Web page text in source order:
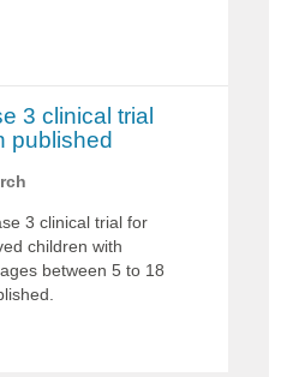
3 clinical trial
published
3 clinical trial for
children with
between 5 to 18